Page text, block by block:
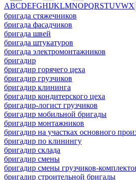
ABCDEFGHIJKLMNOPQRSTUVWX
бригада стяжечников
бригада фасадчиков
бригада швей
бригада штукатуров
бригада электромонтажников
бригадир
бригадир горячего цеха
бригадир грузчиков
бригадир клининга
бригадир кондитерского цеха
бригадир-логист грузчиков
бригадир мобильной бригады
бригадир монтажников
бригадир на участках основного
бригадир по клинингу
бригадир склада
бригадир смены
бригадир смены грузчиков-
бригадир строительной бригады